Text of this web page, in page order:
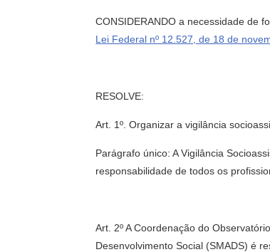
CONSIDERANDO a necessidade de
Lei Federal nº 12.527, de 18 de
RESOLVE:
Art. 1º. Organizar a vigilância
Parágrafo único: A Vigilância
responsabilidade de todos os
Art. 2º A Coordenação do
Desenvolvimento Social (SMADS) é